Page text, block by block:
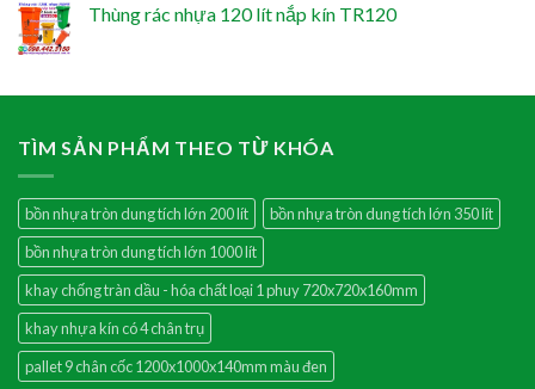
Thùng rác nhựa 120 lít nắp kín TR120
TÌM SẢN PHẨM THEO TỪ KHÓA
bồn nhựa tròn dung tích lớn 200 lít
bồn nhựa tròn dung tích lớn 350 lít
bồn nhựa tròn dung tích lớn 1000 lít
khay chống tràn dầu - hóa chất loại 1 phuy 720x720x160mm
khay nhựa kín có 4 chân trụ
pallet 9 chân cốc 1200x1000x140mm màu đen